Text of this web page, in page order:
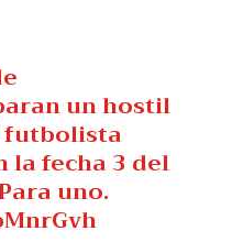
un hostil
la fecha 3 del
uno.